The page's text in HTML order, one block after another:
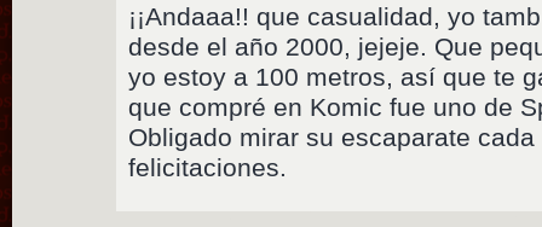
¡¡Andaaa!! que casualidad, yo
desde el año 2000, jejeje. Que
yo estoy a 100 metros, así que te
que compré en Komic fue uno de
Obligado mirar su escaparate
felicitaciones.